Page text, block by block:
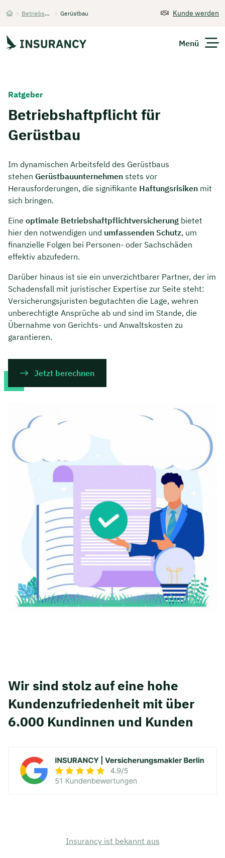
> Betriebshaftpflichtversicherung > Gerüstbau Kunde werden
Menü
Finanzen
Über Uns
Kontakt
Ratgeber
Betriebshaftpflicht für
Gerüstbau
Im dynamischen Arbeitsfeld des Gerüstbaus
stehen Gerüstbauunternehmen stets vor
Herausforderungen, die signifikante Haftungsrisiken mit
sich bringen.
Eine optimale Betriebshaftpflichtversicherung bietet
hier den notwendigen und umfassenden Schutz, um
finanzielle Folgen bei Personen- oder Sachschäden
effektiv abzufedern.
Darüber hinaus ist sie ein unverzichtbarer Partner, der im
Schadensfall mit juristischer Expertise zur Seite steht:
Versicherungsjuristen begutachten die Lage, wehren
unberechtigte Ansprüche ab und sind im Stande, die
Übernahme von Gerichts- und Anwaltskosten zu
garantieren.
Jetzt berechnen
Wir sind stolz auf eine hohe
Kunden­zufriedenheit mit über
6.000 Kundinnen und Kunden
Insurancy ist bekannt aus